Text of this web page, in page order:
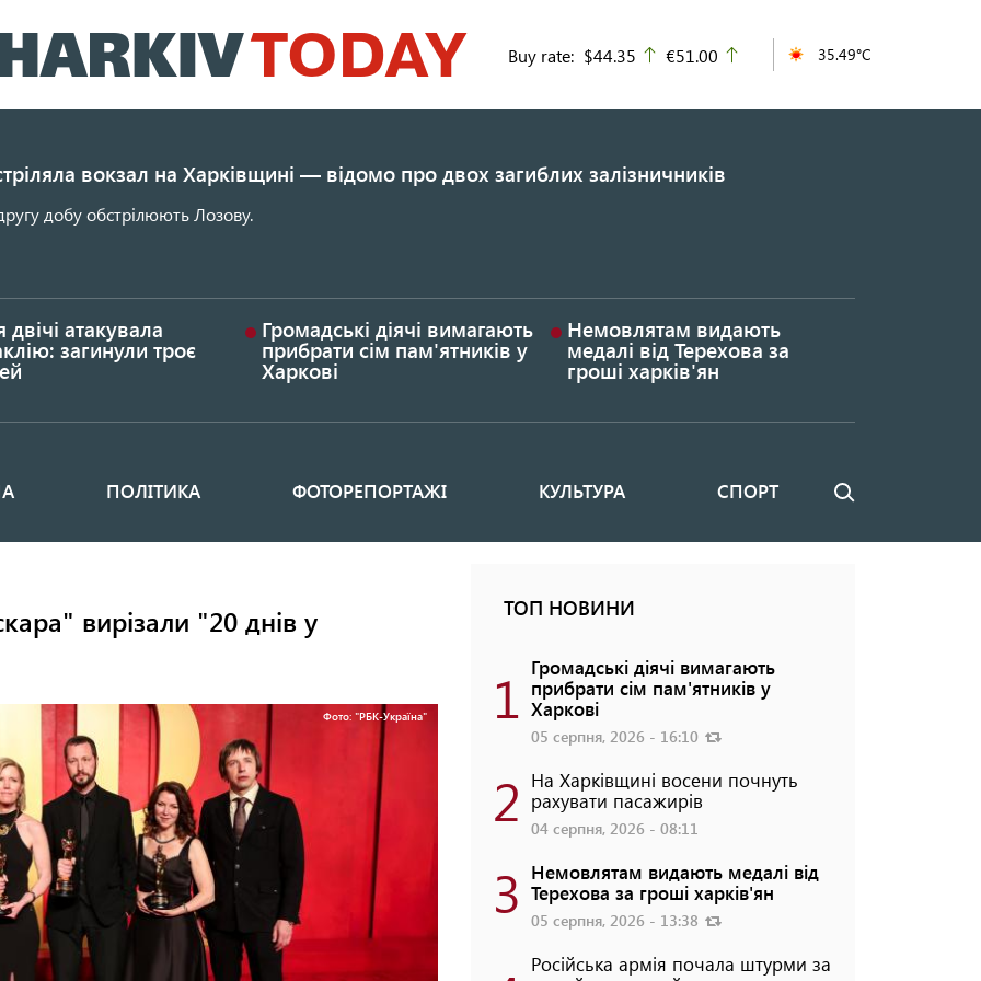
до
основного
Buy rate: $44.35 up
€51.00 35.49°C
вокзал на Харківщині — відомо про двох загиблих залізничників
добу обстрілюють Лозову.
двічі атакувала
загинули троє
Громадські діячі вимагають
прибрати сім пам'ятників у
Харкові
Немовлятам видають
медалі від Терехова за
гроші харків'ян
ПОЛІТИКА ФОТОРЕПОРТАЖІ КУЛЬТУРА СПОРТ Пошук
вирізали "20 днів у
Фото: "РБК-Україна"
ТОП НОВИНИ
1 Громадські діячі вимагають
прибрати сім пам'ятників у
Харкові
05 серпня, 2026 - 16:10
2 На Харківщині восени почнуть
рахувати пасажирів
04 серпня, 2026 - 08:11
3 Немовлятам видають медалі від
Терехова за гроші харків'ян
05 серпня, 2026 - 13:38
Російська армія почала штурми за